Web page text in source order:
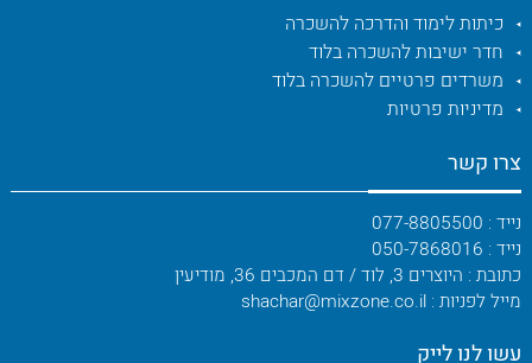
כיתות לימוד והדרכה להשכרה
חדר ישיבות להשכרה בלוד
משרדים פרטיים להשכרה בלוד
מדיניות פרטיות
צרו קשר
נייד : 077-8805500
נייד : 050-7868016
כתובת : היוצרים 3, לוד / דם המכבים 36, מודיעין
מייל לפניות : shachar@mixzone.co.il
עשו לנו לייק